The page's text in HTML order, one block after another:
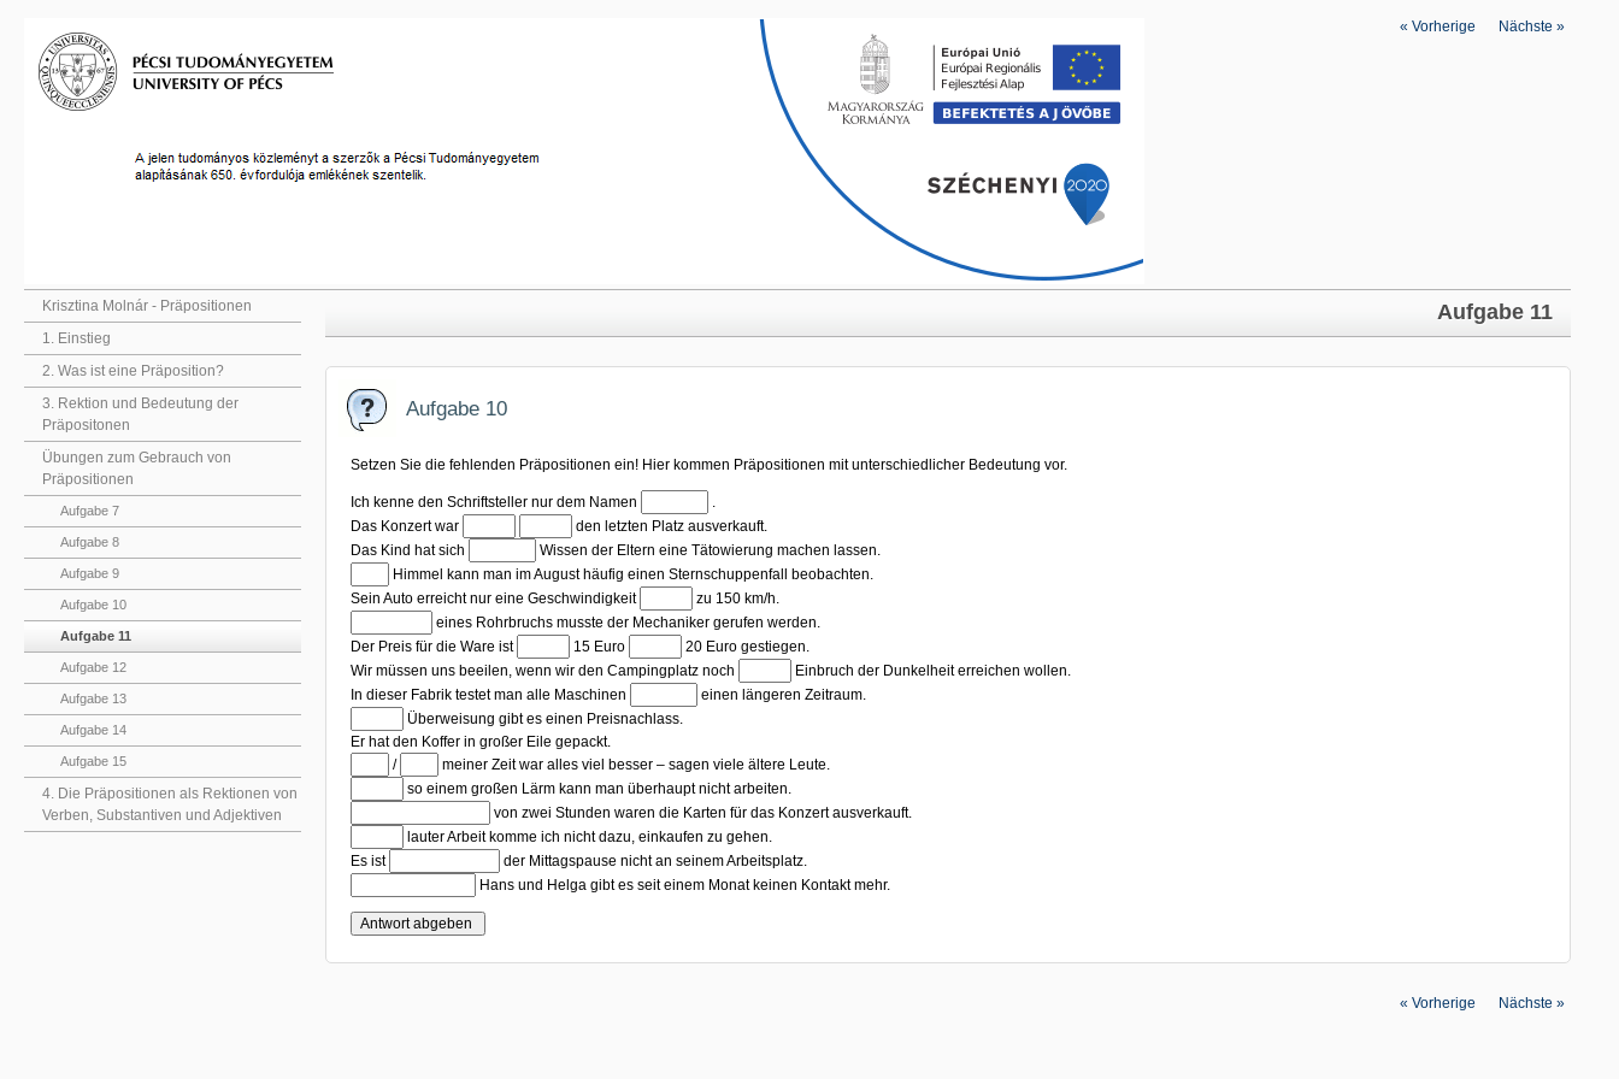
Navigation überspringen
Krisztina Molnár - Präpositionen
1. Einstieg
2. Was ist eine Präposition?
3. Rektion und Bedeutung der
Präpositonen
Übungen zum Gebrauch von
Präpositionen
Aufgabe 7
Aufgabe 8
Aufgabe 9
Aufgabe 10
Aufgabe 11
Aufgabe 12
Aufgabe 13
Aufgabe 14
Aufgabe 15
4. Die Präpositionen als Rektionen von
Verben, Substantiven und Adjektiven
« Vorherige Nächste »
Aufgabe 11
Aufgabe 10
Setzen Sie die fehlenden Präpositionen ein! Hier kommen Präpositionen mit unterschiedlicher Bedeutung vor.
Ich kenne den Schriftsteller nur dem Namen
Das Konzert war
Lückentest (3):den letzten Platz ausverkauft.
Das Kind hat sich
Lückentest (4):Wissen der Eltern eine Tätowierung machen lassen.
Lückentest (5):
Himmel kann man im August häufig einen Sternschuppenfall beobachten.
Sein Auto erreicht nur eine Geschwindigkeit
Lückentest (6):zu 150 km/h.
Lückentest (7):eines Rohrbruchs musste der Mechaniker gerufen werden.
Der Preis für die Ware ist
Lückentest (8):
15 Euro Lückentest (9):20 Euro gestiegen.
Wir müssen uns beeilen, wenn wir den Campingplatz noch
Lückentest (10):Einbruch der Dunkelheit erreichen wollen.
In dieser Fabrik testet man alle Maschinen
Lückentest (11):einen längeren Zeitraum.
Lückentest (12):Überweisung gibt es einen Preisnachlass.
Er hat den Koffer in großer Eile gepackt.
Lückentest (13):
/ Lückentest (14):
meiner Zeit war alles viel besser – sagen viele ältere Leute.
Lückentest (15):so einem großen Lärm kann man überhaupt nicht arbeiten.
von zwei Stunden waren die Karten für das Konzert ausverkauft.
Lückentest (17):lauter Arbeit komme ich nicht dazu, einkaufen zu gehen.
Es ist
der Mittagspause nicht an seinem Arbeitsplatz.
Hans und Helga gibt es seit einem Monat keinen Kontakt mehr.
« Vorherige Nächste »